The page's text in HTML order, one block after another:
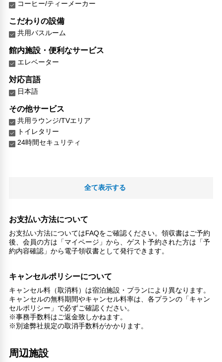
コーヒー/ティーメーカー
こだわりの設備
共用バスルーム
館内施設・便利なサービス
エレベーター
対応言語
日本語
その他サービス
共用ラウンジ/TVエリア
トイレタリー
24時間セキュリティ
全て表示する
お支払い方法について
お支払い方法についてはFAQをご確認ください。領収書はご予約
後、会員の方は「マイページ」から、ゲスト予約された方は「予
約内容確認」から電子領収書として発行できます。
キャンセルポリシーについて
キャンセル料（取消料）は宿泊施設・プランにより異なります。
キャンセルの無料期間やキャンセル料率は、各プランの「キャン
セルポリシー」で必ずご確認ください。
※事務手数料はご返金致しかねます。
※別途弊社規定の取消手数料がかかります。
周辺施設